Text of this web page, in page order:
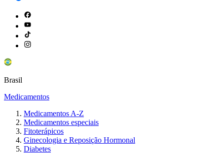
Brasil
Medicamentos
Medicamentos A-Z
Medicamentos especiais
Fitoterápicos
Ginecologia e Reposição Hormonal
Diabetes